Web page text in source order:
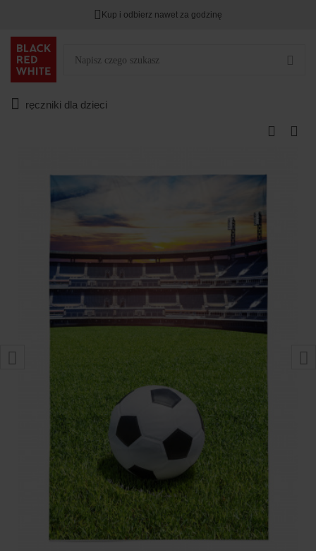
Kup i odbierz nawet za godzinę
ręczniki dla dzieci